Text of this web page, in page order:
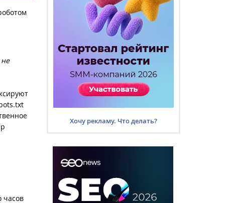
часов
Хочу рекламу. Что делать?